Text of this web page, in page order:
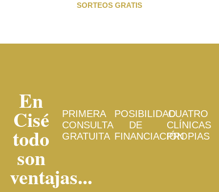
SORTEOS GRATIS
En
Cisé
todo
son
ventajas...
PRIMERA
CONSULTA
GRATUITA
POSIBILIDAD
DE
FINANCIACIÓN
CUATRO
CLÍNICAS
PROPIAS